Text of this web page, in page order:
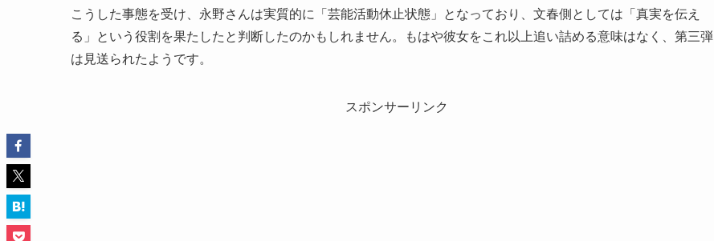
こうした事態を受け、永野さんは実質的に「芸能活動休止状態」となっており、文春側としては「真実を伝え
る」という役割を果たしたと判断したのかもしれません。もはや彼女をこれ以上追い詰める意味はなく、第三弾
は見送られたようです。
スポンサーリンク